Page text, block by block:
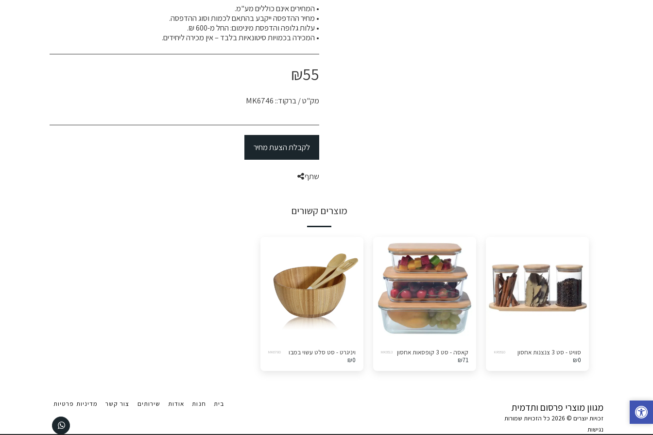
• המכירה בכמויות סיטונאיות בלבד – אין מכירה ליחידים.
₪55
מק"ט / ברקוד:: MK6746
לקבלת הצעת מחיר
שתף
מוצרים קשורים
סוויט - סט 3 צנצנות אחסון KR9510
₪0
קאסה - סט 3 קופסאות אחסון MK9513
₪71
ויניגרט - סט סלט עשוי במבו MK6780
₪0
מגוון מוצרי פרסום ותדמית
זכויות יוצרים © 2026 כל הזכויות שמורות
נגישות
בית חנות אודות שירותים צור קשר מדיניות פרטיות